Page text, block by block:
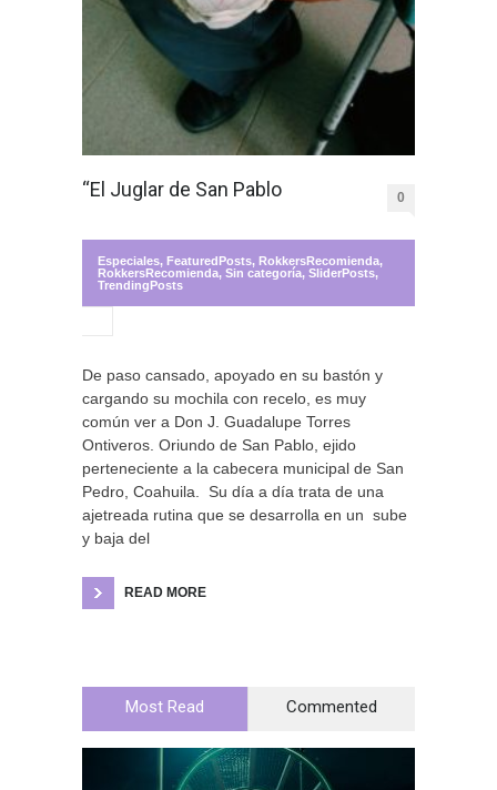
“El Juglar de San Pablo 0
Especiales, FeaturedPosts, RokkersRecomienda,
RokkersRecomienda, Sin categoría, SliderPosts,
TrendingPosts
De paso cansado, apoyado en su bastón y
cargando su mochila con recelo, es muy
común ver a Don J. Guadalupe Torres
Ontiveros. Oriundo de San Pablo, ejido
perteneciente a la cabecera municipal de San
Pedro, Coahuila. Su día a día trata de una
ajetreada rutina que se desarrolla en un sube
y baja del
READ MORE
Most Read Commented